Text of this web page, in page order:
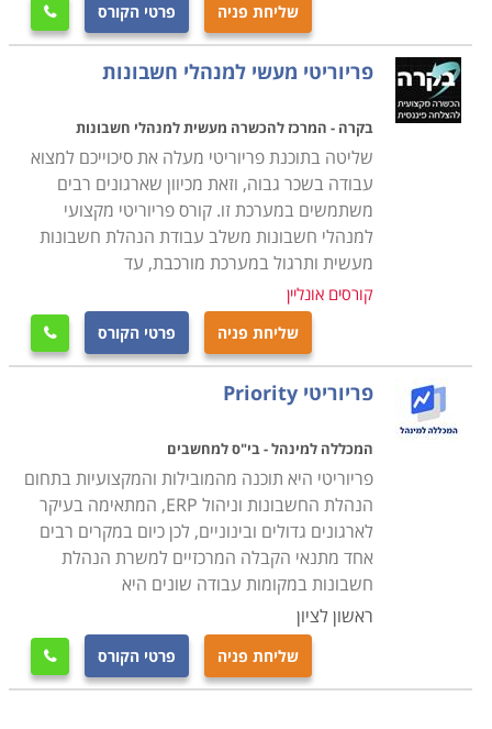
שליחת פניה פרטי הקורס 
פריוריטי מעשי למנהלי חשבונות
בקרה - המרכז להכשרה מעשית למנהלי חשבונות
שליטה בתוכנת פריוריטי מעלה את סיכוייכם למצוא
עבודה בשכר גבוה, וזאת מכיוון שארגונים רבים
משתמשים במערכת זו. קורס פריוריטי מקצועי
למנהלי חשבונות משלב עבודת הנהלת חשבונות
מעשית ותרגול במערכת מורכבת, עד
קורסים אונליין
שליחת פניה פרטי הקורס 
פריוריטי Priority
המכללה למינהל - בי"ס למחשבים
פריוריטי היא תוכנה מהמובילות והמקצועיות בתחום
הנהלת החשבונות וניהול ERP, המתאימה בעיקר
לארגונים גדולים ובינוניים, לכן כיום במקרים רבים
אחד מתנאי הקבלה המרכזיים למשרת הנהלת
חשבונות במקומות עבודה שונים היא
ראשון לציון
שליחת פניה פרטי הקורס 